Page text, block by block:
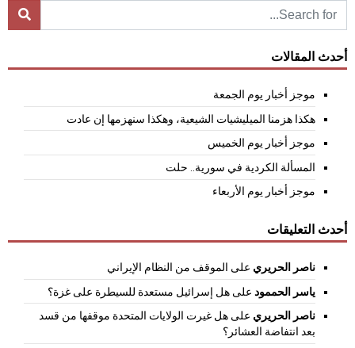
أحدث المقالات
موجز أخبار يوم الجمعة
هكذا هزمنا الميليشيات الشيعية، وهكذا سنهزمها إن عادت
موجز أخبار يوم الخميس
المسألة الكردية في سورية.. حلت
موجز أخبار يوم الأربعاء
أحدث التعليقات
ناصر الحريري على الموقف من النظام الإيراني
ياسر الحممود على هل إسرائيل مستعدة للسيطرة على غزة؟
ناصر الحريري على هل غيرت الولايات المتحدة موقفها من قسد
بعد انتفاضة العشائر؟